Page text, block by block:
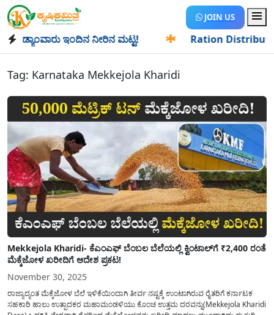
JOIN US
ಇಂದಿನ ನೀರಿನ ಮಟ್ಟ! Ration Distribution-
Tag: Karnataka Mekkejola Kharidi
Mekkejola Kharidi- ಕೆಎಂಎಫ್‌ ಬೆಂಬಲ ಬೆಲೆಯಲ್ಲಿ ಕ್ವಿಂಟಾಲ್‌ಗೆ ₹2,400 ರಂತೆ
ಮೆಕ್ಕೆಜೋಳ ಖರೀದಿಗೆ ಆದೇಶ ಪ್ರಕಟ!
November 30, 2025
ರಾಜ್ಯಾದ್ಯಂತ ಮೆಕ್ಕೆಜೋಳ ಬೆಲೆ ಇಳಿಕೆಯಿಂದಾಗಿ ತೀರ್ವ ನಷ್ಟಕ್ಕೆ ಉಂಟಾಗಿರುವ ರೈತರಿಗೆ ಕರ್ನಾಟಕ
ಸಹಕಾರಿ ಹಾಲು ಉತ್ಪಾದಕರ ಮಹಾಮಂಡಳಿಯು ಕೊಂಚ ಉತ್ತಮ ದರವನ್ನು(Mekkejola Kharidi